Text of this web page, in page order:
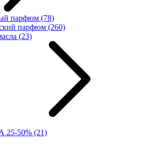
парфюм (78)
парфюм (260)
(23)
50% (21)